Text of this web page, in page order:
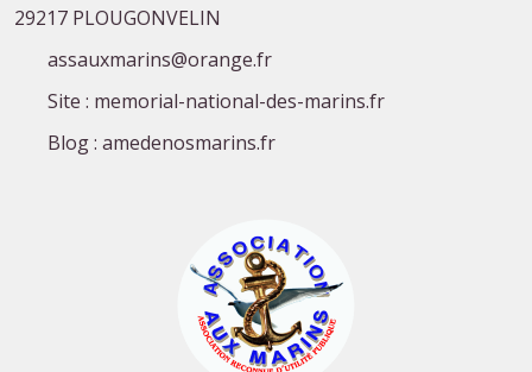
29217 PLOUGONVELIN
assauxmarins@orange.fr
Site : memorial-national-des-marins.fr
Blog : amedenosmarins.fr